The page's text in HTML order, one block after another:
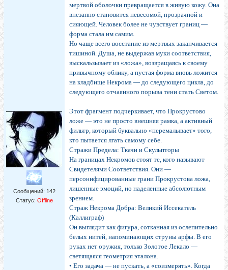
Сообщений: 142
Статус: Offline
мертвой оболочки превращается в живую кожу. Она
внезапно становится невесомой, прозрачной и
сияющей. Человек более не чувствует границ —
форма стала им самим.
Но чаще всего восстание из мертвых заканчивается
тишиной. Душа, не выдержав муки соответствия,
выскальзывает из «ложа», возвращаясь к своему
привычному облику, а пустая форма вновь ложится
на кладбище Некрома — до следующего цикла, до
следующего отчаянного порыва тени стать Светом.
Этот фрагмент подчеркивает, что Прокрустово
ложе — это не просто внешняя рамка, а активный
фильтр, который буквально «перемалывает» того,
кто пытается лгать самому себе.
Стражи Предела: Ткачи и Скульпторы
На границах Некромов стоят те, кого называют
Свидетелями Соответствия. Они —
персонифицированные грани Прокрустова ложа,
лишенные эмоций, но наделенные абсолютным
зрением.
Страж Некрома Добра: Великий Иссекатель
(Каллиграф)
Он выглядит как фигура, сотканная из ослепительно
белых нитей, напоминающих струны арфы. В его
руках нет оружия, только Золотое Лекало —
светящаяся геометрия эталона.
• Его задача — не пускать, а «соизмерять». Когда